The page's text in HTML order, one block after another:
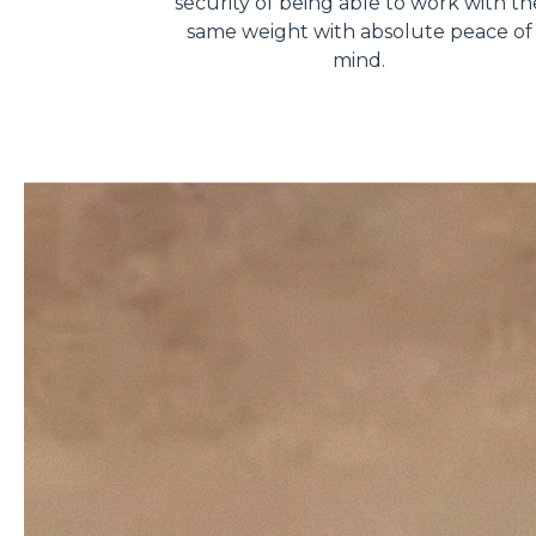
same weight with absolute peace of
mind.